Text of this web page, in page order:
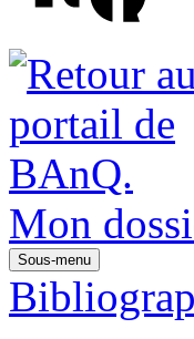
Mon
Sous-menu